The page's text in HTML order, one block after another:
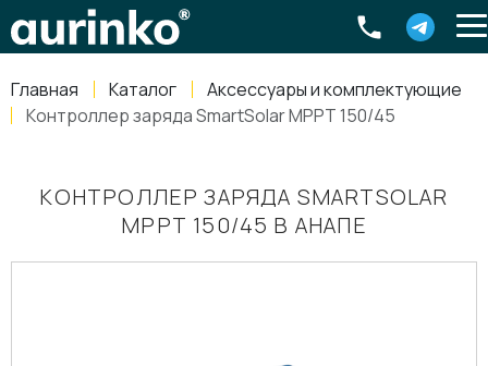
Главная Каталог
Аксессуары и комплектующие
Контроллер заряда SmartSolar MPPT 150/45
КОНТРОЛЛЕР ЗАРЯДА SMARTSOLAR
MPPT 150/45 В АНАПЕ
Россия, Свердловская область Екатеринбург ,
8-800-770-79-40